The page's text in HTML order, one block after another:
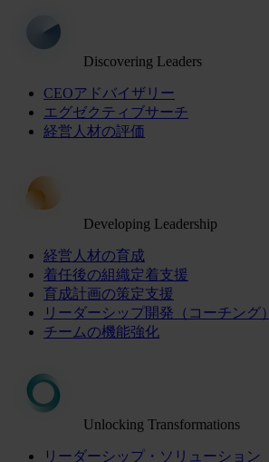
Discovering Leaders
CEOアドバイザリー
エグゼクティブサーチ
経営人材の評価
Developing Leadership
経営人材の育成
着任後の組織定着支援
育成計画の策定支援
リーダーシップ開発（コーチング）
チームの機能強化
Unlocking Transformations
リーダーシップ・ソリューション